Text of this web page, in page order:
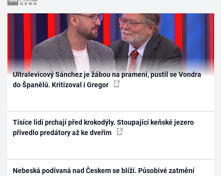
Ultralevicový Sánchez je žábou na prameni, pustil se Vondra
do Španělů. Kritizoval i Gregor
Tisíce lidí prchají před krokodýly. Stoupající keňské jezero
přivedlo predátory až ke dveřím
Nebeská podívaná nad Českem se blíží. Působivé zatmění